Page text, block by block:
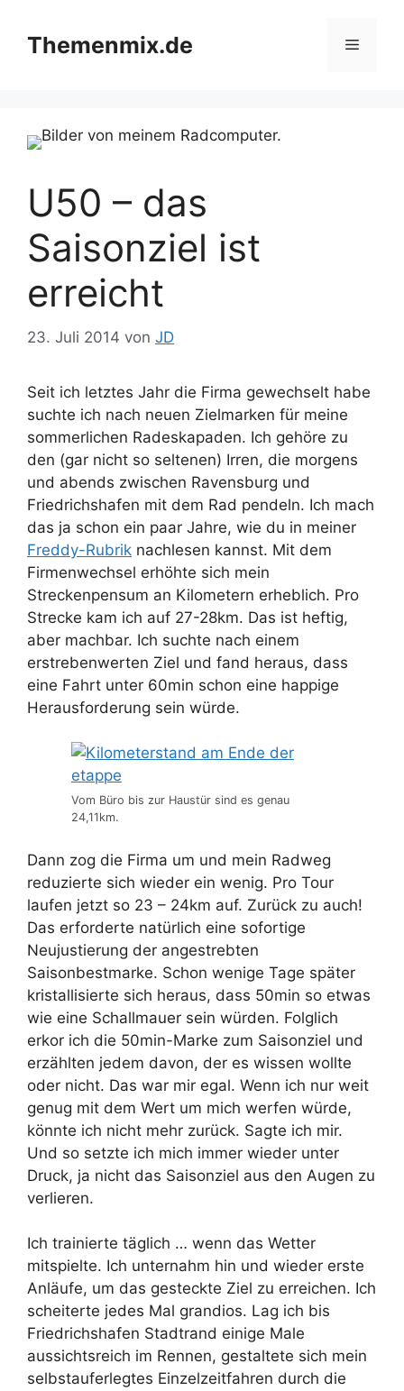
Inhalt
springen
Themenmix.de Menü
U50 – das
Saisonziel ist
erreicht
23. Juli 2014 von JD
Seit ich letztes Jahr die Firma gewechselt habe
suchte ich nach neuen Zielmarken für meine
sommerlichen Radeskapaden. Ich gehöre zu
den (gar nicht so seltenen) Irren, die morgens
und abends zwischen Ravensburg und
Friedrichshafen mit dem Rad pendeln. Ich mach
das ja schon ein paar Jahre, wie du in meiner
Freddy-Rubrik nachlesen kannst. Mit dem
Firmenwechsel erhöhte sich mein
Streckenpensum an Kilometern erheblich. Pro
Strecke kam ich auf 27-28km. Das ist heftig,
aber machbar. Ich suchte nach einem
erstrebenwerten Ziel und fand heraus, dass
eine Fahrt unter 60min schon eine happige
Herausforderung sein würde.
Vom Büro bis zur Haustür sind es genau
24,11km.
Dann zog die Firma um und mein Radweg
reduzierte sich wieder ein wenig. Pro Tour
laufen jetzt so 23 – 24km auf. Zurück zu auch!
Das erforderte natürlich eine sofortige
Neujustierung der angestrebten
Saisonbestmarke. Schon wenige Tage später
kristallisierte sich heraus, dass 50min so etwas
wie eine Schallmauer sein würden. Folglich
erkor ich die 50min-Marke zum Saisonziel und
erzählten jedem davon, der es wissen wollte
oder nicht. Das war mir egal. Wenn ich nur weit
genug mit dem Wert um mich werfen würde,
könnte ich nicht mehr zurück. Sagte ich mir.
Und so setzte ich mich immer wieder unter
Druck, ja nicht das Saisonziel aus den Augen zu
verlieren.
Ich trainierte täglich … wenn das Wetter
mitspielte. Ich unternahm hin und wieder erste
Anläufe, um das gesteckte Ziel zu erreichen. Ich
scheiterte jedes Mal grandios. Lag ich bis
Friedrichshafen Stadtrand einige Male
aussichtsreich im Rennen, gestaltete sich mein
selbstauferlegtes Einzelzeitfahren durch die